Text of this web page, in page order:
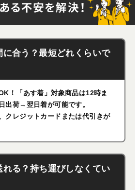
に合う？最短どれくらいで
！「あす着」対象商品は12時ま
出荷→翌日着が可能です。
クレジットカードまたは代引きが
れる？持ち運びしなくてい